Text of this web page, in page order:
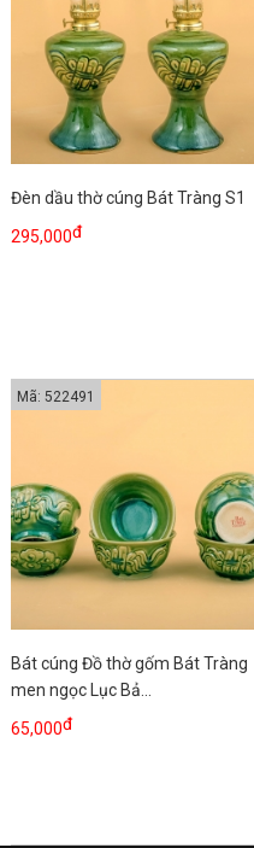
Đèn dầu thờ cúng Bát Tràng S1
295,000đ
Bát cúng Đồ thờ gốm Bát Tràng
men ngọc Lục Bả...
65,000đ
Mã: 522491